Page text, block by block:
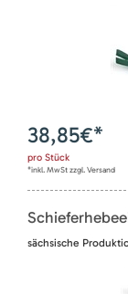
38,85€*
pro Stück
*inkl. MwSt zzgl. Versand
sächsische